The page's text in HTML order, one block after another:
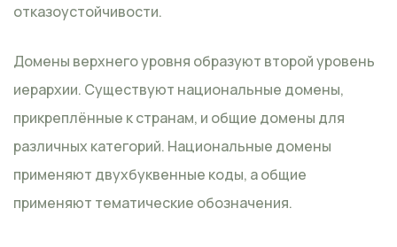
отказоустойчивости.
Домены верхнего уровня образуют второй уровень
иерархии. Существуют национальные домены,
прикреплённые к странам, и общие домены для
различных категорий. Национальные домены
применяют двухбуквенные коды, а общие
применяют тематические обозначения.